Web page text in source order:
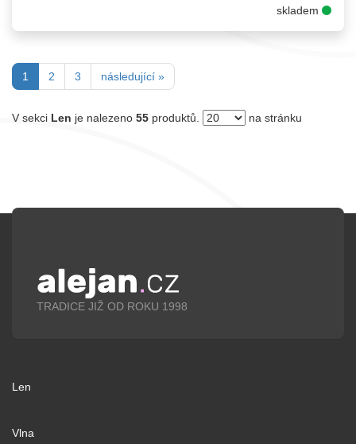
skladem
1 (current)
2 3 následující »
V sekci Len je nalezeno 55 produktů. na stránku
TRADICE JIŽ OD ROKU 1998
Len
Vlna